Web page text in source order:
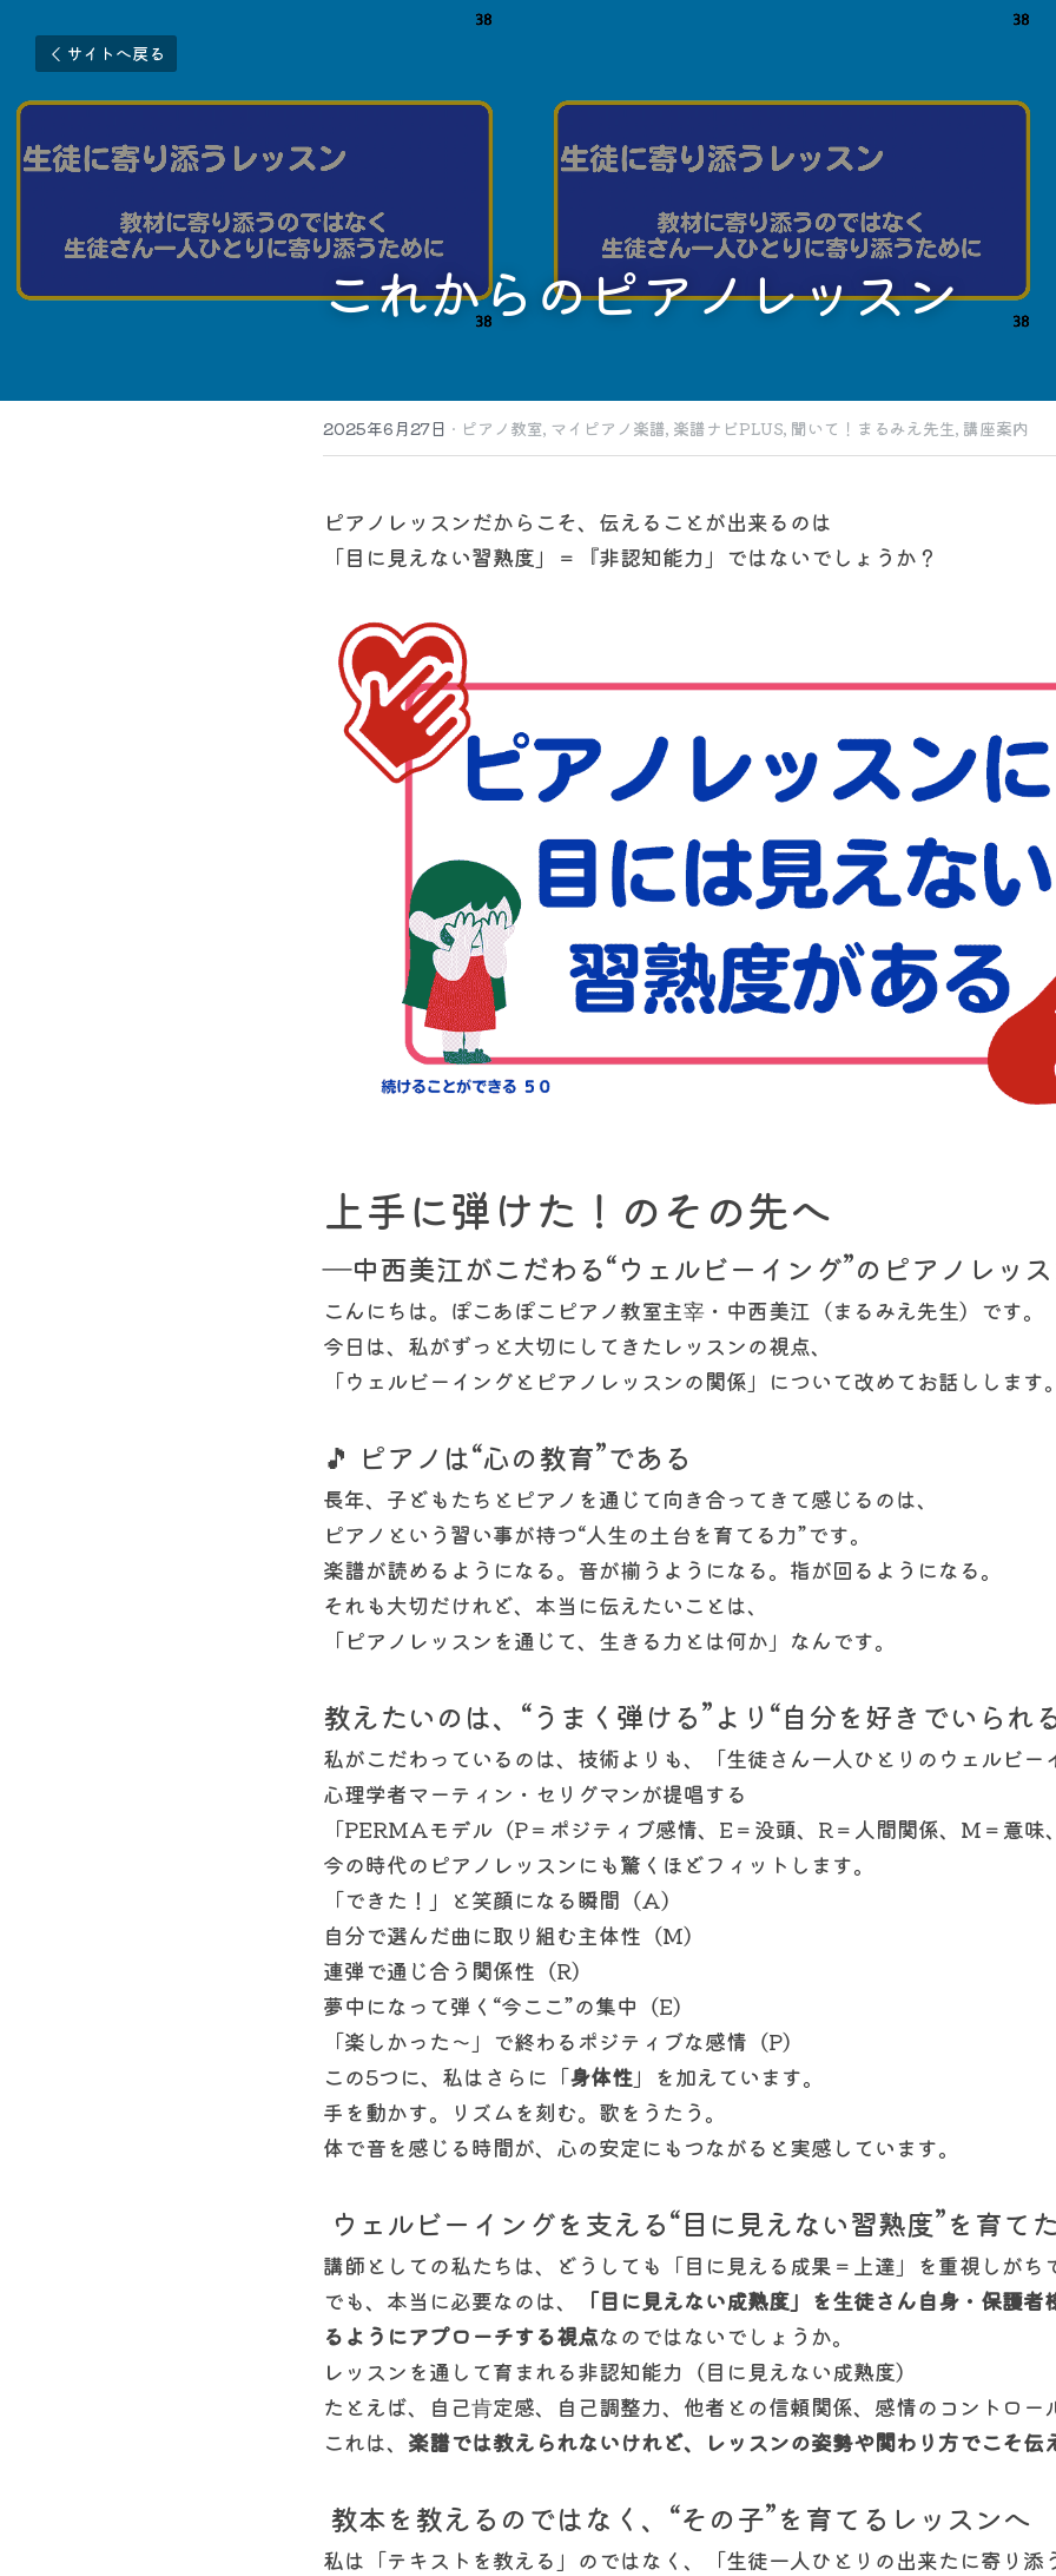
サイトへ戻る
これからのピアノレッスン
2025年6月27日 · ピアノ教室, マイピアノ楽譜, 楽譜ナビPLUS, 聞いて！まるみえ先生, 講座案内
ピアノレッスンだからこそ、伝えることが出来るのは
「目に見えない習熟度」＝『非認知能力」ではないでしょうか？
上手に弾けた！のその先へ
―中西美江がこだわる“ウェルビーイング”のピアノレッ
こんにちは。ぽこあぽこピアノ教室主宰・中西美江（まるみえ先生）です。
今日は、私がずっと大切にしてきたレッスンの視点、
「ウェルビーイングとピアノレッスンの関係」について改めてお話しします。
🎵 ピアノは“心の教育”である
長年、子どもたちとピアノを通じて向き合ってきて感じるのは、
ピアノという習い事が持つ“人生の土台を育てる力”です。
楽譜が読めるようになる。音が揃うようになる。指が回るようになる。
それも大切だけれど、本当に伝えたいことは、
「ピアノレッスンを通じて、生きる力とは何か」なんです。
教えたいのは、“うまく弾ける”より“自分を好きでいられ
私がこだわっているのは、技術よりも、「生徒さん一人ひとりのウェルビー
心理学者マーティン・セリグマンが提唱する
「PERMAモデル（P＝ポジティブ感情、E＝没頭、R＝人間関係、M＝意味
今の時代のピアノレッスンにも驚くほどフィットします。
「できた！」と笑顔になる瞬間（A）
自分で選んだ曲に取り組む主体性（M）
連弾で通じ合う関係性（R）
夢中になって弾く“今ここ”の集中（E）
「楽しかった〜」で終わるポジティブな感情（P）
この5つに、私はさらに「身体性」を加えています。
手を動かす。リズムを刻む。歌をうたう。
体で音を感じる時間が、心の安定にもつながると実感しています。
ウェルビーイングを支える“目に見えない習熟度”を育て
講師としての私たちは、どうしても「目に見える成果＝上達」を重視しがち
でも、本当に必要なのは、
「目に見えない成熟度」を生徒さん自身・保護
るようにアプローチする視点なのではないでしょうか。
レッスンを通して育まれる非認知能力（目に見えない成熟度）
たとえば、自己肯定感、自己調整力、他者との信頼関係、感情のコントロー
これは、 楽譜では教えられないけれど、レッスンの姿勢や関わり方でこそ伝
教本を教えるのではなく、“その子”を育てるレッスンへ
私は「テキストを教える」のではなく、「生徒一人ひとりの出来たに寄り添